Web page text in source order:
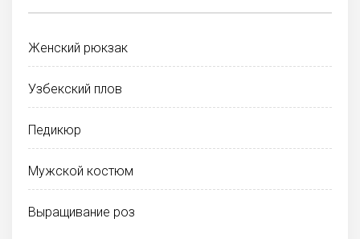
Женский рюкзак
Узбекский плов
Педикюр
Мужской костюм
Выращивание роз